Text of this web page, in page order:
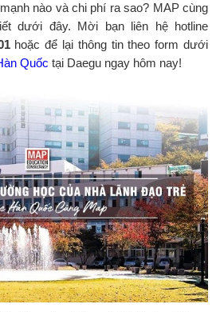
nào và chi phí ra sao? MAP cùng
dưới đây. Mời bạn liên hệ hotline
hoặc để lại thông tin theo form dưới
Quốc tại Daegu ngay hôm nay!